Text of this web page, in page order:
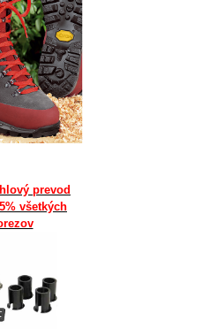
prevod
všetkých